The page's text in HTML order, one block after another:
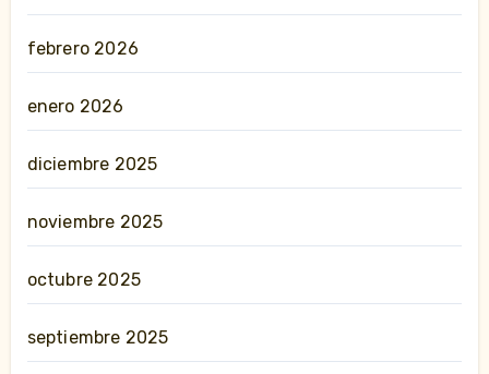
febrero 2026
enero 2026
diciembre 2025
noviembre 2025
octubre 2025
septiembre 2025